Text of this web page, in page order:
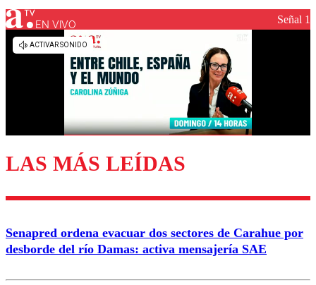
EN VIVO Señal 1
LAS MÁS LEÍDAS
Senapred ordena evacuar dos sectores de Carahue por
desborde del río Damas: activa mensajería SAE